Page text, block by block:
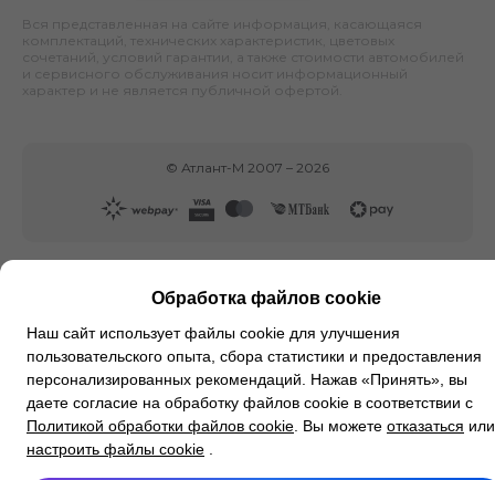
Вся представленная на сайте информация, касающаяся
комплектаций, технических характеристик, цветовых
сочетаний, условий гарантии, а также стоимости автомобилей
и сервисного обслуживания носит информационный
характер и не является публичной офертой.
© Атлант-М 2007 – 2026
Обработка файлов cookie
Наш сайт использует файлы cookie для улучшения
пользовательского опыта, сбора статистики и предоставления
персонализированных рекомендаций. Нажав «Принять», вы
даете согласие на обработку файлов cookie в соответствии с
Политикой обработки файлов cookie . Вы можете отказаться или
настроить файлы cookie